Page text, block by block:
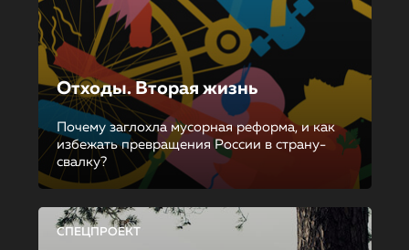
Отходы. Вторая жизнь
Почему заглохла мусорная реформа, и как
избежать превращения России в страну-
свалку?
СПЕЦПРОЕКТ